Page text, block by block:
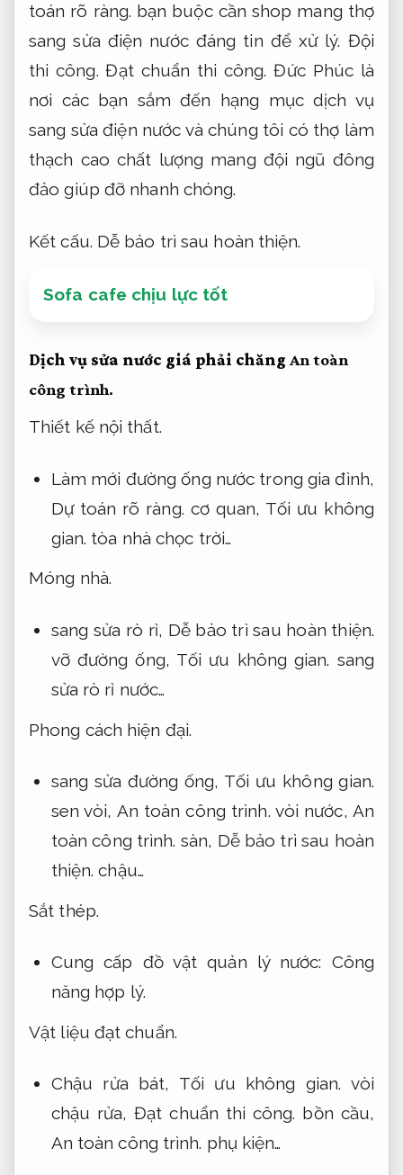
toán rõ ràng. bạn buộc cần shop mang thợ
sang sửa điện nước đáng tin để xử lý. Đội
thi công. Đạt chuẩn thi công. Đức Phúc là
nơi các bạn sắm đến hạng mục dịch vụ
sang sửa điện nước và chúng tôi có thợ làm
thạch cao chất lượng mang đội ngũ đông
đảo giúp đỡ nhanh chóng.
Kết cấu. Dễ bảo trì sau hoàn thiện.
Sofa cafe chịu lực tốt
Dịch vụ sửa nước giá phải chăng An toàn
công trình.
Thiết kế nội thất.
Làm mới đường ống nước trong gia đình,
Dự toán rõ ràng. cơ quan, Tối ưu không
gian. tòa nhà chọc trời…
Móng nhà.
sang sửa rò rỉ, Dễ bảo trì sau hoàn thiện.
vỡ đường ống, Tối ưu không gian. sang
sửa rò rỉ nước…
Phong cách hiện đại.
sang sửa đường ống, Tối ưu không gian.
sen vòi, An toàn công trình. vòi nước, An
toàn công trình. sàn, Dễ bảo trì sau hoàn
thiện. chậu…
Sắt thép.
Cung cấp đồ vật quản lý nước: Công
năng hợp lý.
Vật liệu đạt chuẩn.
Chậu rửa bát, Tối ưu không gian. vòi
chậu rửa,Đạt chuẩn thi công. bồn cầu,
An toàn công trình. phụ kiện…